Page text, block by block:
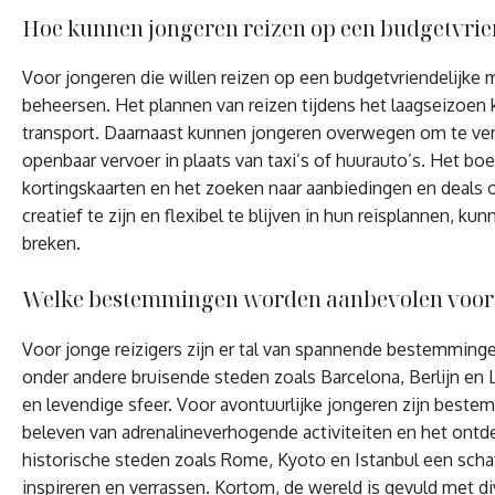
Hoe kunnen jongeren reizen op een
Voor jongeren die willen reizen op een budgetvriendelijke
beheersen. Het plannen van reizen tijdens het
transport. Daarnaast kunnen jongeren overwegen om te
openbaar vervoer in plaats van taxi’s of huurauto’s. Het
kortingskaarten en het zoeken naar aanbiedingen en
creatief te zijn en flexibel te blijven in hun reisplannen,
breken.
Welke bestemmingen worden aanbevolen
Voor jonge reizigers zijn er tal van spannende
onder andere bruisende steden zoals Barcelona, Berlijn
en levendige sfeer. Voor avontuurlijke jongeren zijn
beleven van adrenalineverhogende activiteiten en het
historische steden zoals Rome, Kyoto en Istanbul een
inspireren en verrassen. Kortom, de wereld is gevuld met